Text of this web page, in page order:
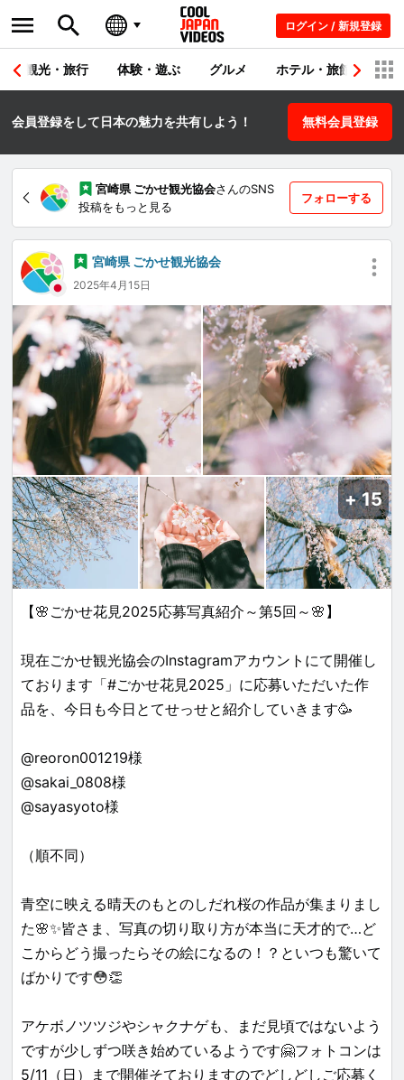
ログイン / 新規登録
観光・旅行 体験・遊ぶ グルメ ホテル・旅館 シ
会員登録をして日本の魅力を共有しよう！ 無料会員登録
宮崎県 ごかせ観光協会さんのSNS
投稿をもっと見る
フォローする
宮崎県 ごかせ観光協会
2025年4月15日
15
【🌸ごかせ花見2025応募写真紹介～第5回～🌸】
現在ごかせ観光協会のInstagramアカウントにて開催し
ております「#ごかせ花見2025」に応募いただいた作
品を、今日も今日とてせっせと紹介していきます🥳
@reoron001219様
@sakai_0808様
@sayasyoto様
（順不同）
青空に映える晴天のもとのしだれ桜の作品が集まりまし
た🌸✨皆さま、写真の切り取り方が本当に天才的で…ど
こからどう撮ったらその絵になるの！？といつも驚いて
ばかりです😳👏
アケボノツツジやシャクナゲも、まだ見頃ではないよう
ですが少しずつ咲き始めているようです🤗フォトコンは
5/11（日）まで開催そておりますのでどしどしご応募く